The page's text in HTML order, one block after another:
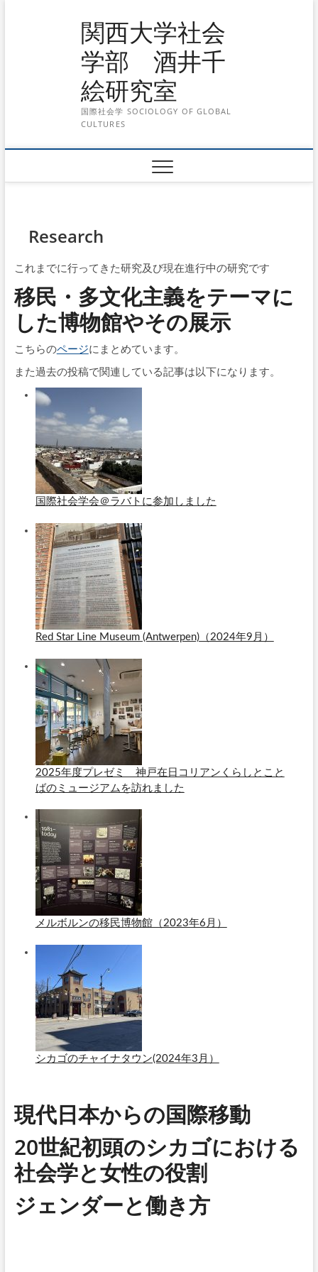
関西大学社会
学部 酒井千
絵研究室
国際社会学 SOCIOLOGY OF GLOBAL
CULTURES
Research
これまでに行ってきた研究及び現在進行中の研究です
移民・多文化主義をテーマに
した博物館やその展示
こちらのページにまとめています。
また過去の投稿で関連している記事は以下になります。
国際社会学会＠ラバトに参加しました
Red Star Line Museum (Antwerpen)（2024年9月）
2025年度プレゼミ 神戸在日コリアンくらしとこと
ばのミュージアムを訪れました
メルボルンの移民博物館（2023年6月）
シカゴのチャイナタウン(2024年3月）
現代日本からの国際移動
20世紀初頭のシカゴにおける
社会学と女性の役割
ジェンダーと働き方